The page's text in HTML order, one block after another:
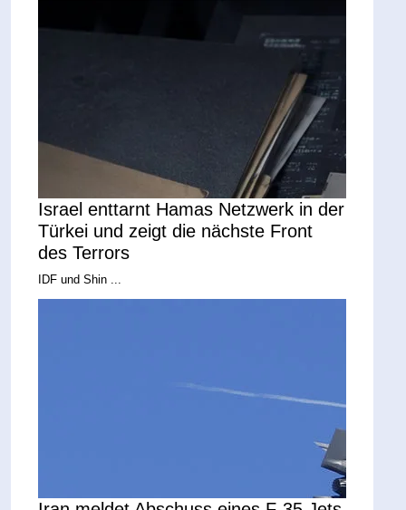
Israel enttarnt Hamas Netzwerk in der
Türkei und zeigt die nächste Front
des Terrors
IDF und Shin ...